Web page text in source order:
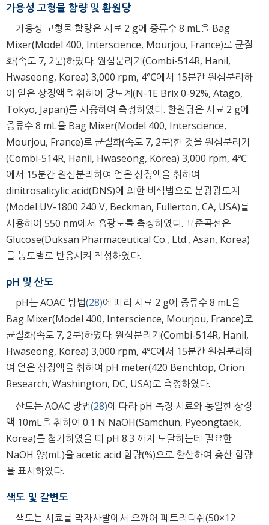
가용성 고형물 함량 및 환원당
가용성 고형물 함량은 시료 2 g에 증류수 8 mL을 Bag
Mixer(Model 400, Interscience, Mourjou, France)로 균질
화(속도 7, 2분)하였다. 원심분리기(Combi-514R, Hanil,
Hwaseong, Korea) 3,000 rpm, 4℃에서 15분간 원심분리하
여 얻은 상징액을 취하여 당도계(N-1E Brix 0-92%, Atago,
Tokyo, Japan)를 사용하여 측정하였다. 환원당은 시료 2 g에
증류수 8 mL을 Bag Mixer(Model 400, Interscience,
Mourjou, France)로 균질화(속도 7, 2분)한 것을 원심분리기
(Combi-514R, Hanil, Hwaseong, Korea) 3,000 rpm, 4℃
에서 15분간 원심분리하여 얻은 상징액을 취하여
dinitrosalicylic acid(DNS)에 의한 비색법으로 분광광도계
(Model UV-1800 240 V, Beckman, Fullerton, CA, USA)를
사용하여 550 nm에서 흡광도를 측정하였다. 표준곡선은
Glucose(Duksan Pharmaceutical Co., Ltd., Asan, Korea)
를 농도별로 반응시켜 작성하였다.
pH 및 산도
pH는 AOAC 방법(28)에 따라 시료 2 g에 증류수 8 mL을
Bag Mixer(Model 400, Interscience, Mourjou, France)로
균질화(속도 7, 2분)하였다. 원심분리기(Combi-514R, Hanil,
Hwaseong, Korea) 3,000 rpm, 4℃에서 15분간 원심분리하
여 얻은 상징액을 취하여 pH meter(420 Benchtop, Orion
Research, Washington, DC, USA)로 측정하였다.
산도는 AOAC 방법(28)에 따라 pH 측정 시료와 동일한 상징
액 10mL을 취하여 0.1 N NaOH(Samchun, Pyeongtaek,
Korea)를 첨가하였을 때 pH 8.3 까지 도달하는데 필요한
NaOH 양(mL)을 acetic acid 함량(%)으로 환산하여 총산 함량
을 표시하였다.
색도 및 갈변도
색도는 시료를 막자사발에서 으깨어 페트리디쉬(50×12